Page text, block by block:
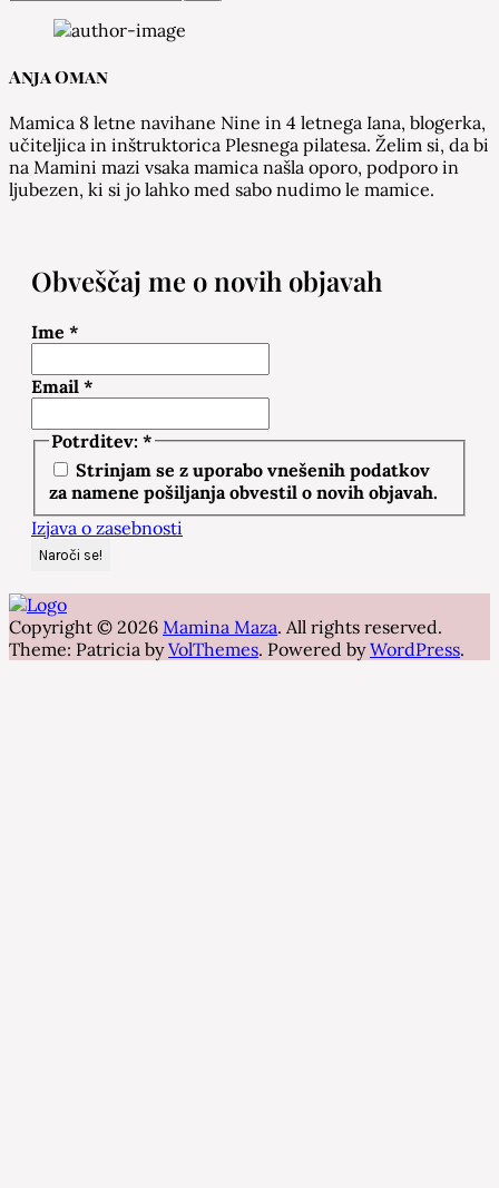
Anja Oman
Mamica 8 letne navihane Nine in 4 letnega Iana, blogerka,
učiteljica in inštruktorica Plesnega pilatesa. Želim si, da bi
na Mamini mazi vsaka mamica našla oporo, podporo in
ljubezen, ki si jo lahko med sabo nudimo le mamice.
Obveščaj me o novih objavah
Ime *
Email *
Potrditev: *
Strinjam se z uporabo vnešenih podatkov
za namene pošiljanja obvestil o novih objavah.
Izjava o zasebnosti
Copyright © 2026 Mamina Maza. All rights reserved.
Theme: Patricia byVolThemes. Powered byWordPress.